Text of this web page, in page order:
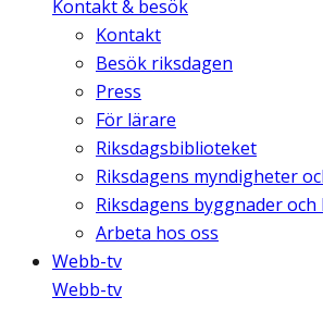
Kontakt & besök
Kontakt
Besök riksdagen
Press
För lärare
Riksdagsbiblioteket
Riksdagens myndigheter
Riksdagens byggnader
Arbeta hos oss
Webb-tv
Webb-tv